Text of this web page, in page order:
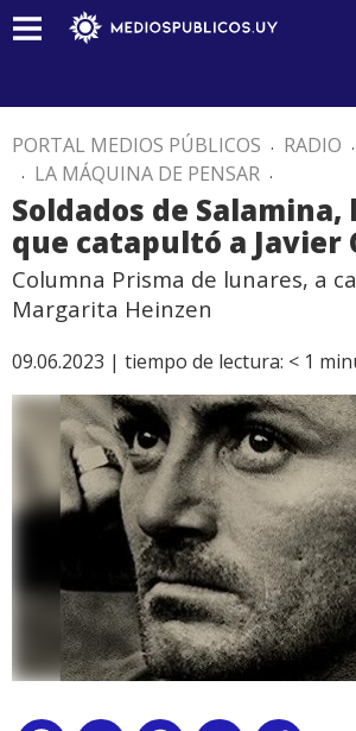
PORTAL MEDIOS PÚBLICOS . RADIO .
. LA MÁQUINA DE PENSAR .
Soldados de Salamina,
que catapultó a Javier
Columna Prisma de lunares, a
Margarita Heinzen
09.06.2023 | tiempo de lectura: < 1